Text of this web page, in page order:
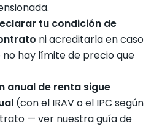
tu condición de
ni acreditarla en caso
no hay límite de precio que
anual de renta sigue
(con el IRAV o el IPC según
— ver nuestra guía de